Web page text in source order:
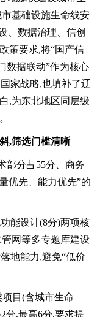
基础设施生命线安
、数据治理、信创
策要求,将“国产信
数据联动”作为核心
家战略,也填补了辽
,为东北地区同层级
,筛选门槛清晰
部分占55分、商务
优先、能力优先”的
能设计(8分)两项核
网等多专题库建设
地能力,避免“低价
项目(含城市生命
分,最高6分,要求提